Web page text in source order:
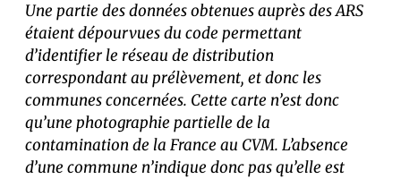
Une partie des données obtenues auprès des ARS
étaient dépourvues du code permettant
d’identifier le réseau de distribution
correspondant au prélèvement, et donc les
communes concernées. Cette carte n’est donc
qu’une photographie partielle de la
contamination de la France au CVM. L’absence
d’une commune n’indique donc pas qu’elle est